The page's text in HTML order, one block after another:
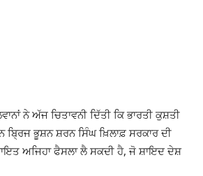
ਨੇ ਅੱਜ ਚਿਤਾਵਨੀ ਦਿੱਤੀ ਕਿ ਭਾਰਤੀ ਕੁਸ਼ਤੀ
ਬ੍ਰਿਜ ਭੂਸ਼ਨ ਸ਼ਰਨ ਸਿੰਘ ਖ਼ਿਲਾਫ਼ ਸਰਕਾਰ ਦੀ
ਅਜਿਹਾ ਫੈਸਲਾ ਲੈ ਸਕਦੀ ਹੈ, ਜੋ ਸ਼ਾਇਦ ਦੇਸ਼